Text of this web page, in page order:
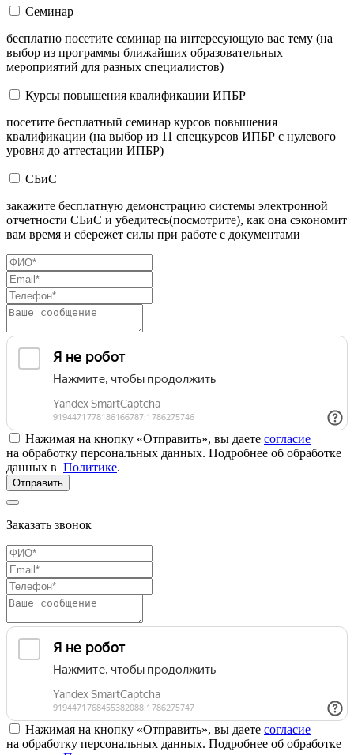
Семинар
бесплатно посетите семинар на интересующую вас тему (на
выбор из программы ближайших образовательных
мероприятий для разных специалистов)
Курсы повышения квалификации ИПБР
посетите бесплатный семинар курсов повышения
квалификации (на выбор из 11 спецкурсов ИПБР с нулевого
уровня до аттестации ИПБР)
СБиС
закажите бесплатную демонстрацию системы электронной
отчетности СБиС и убедитесь(посмотрите), как она сэкономит
вам время и сбережет силы при работе с документами
Нажимая на кнопку «Отправить», вы даете согласие
на обработку персональных данных. Подробнее об обработке
данных в Политике.
Отправить
Заказать звонок
Нажимая на кнопку «Отправить», вы даете согласие
на обработку персональных данных. Подробнее об обработке